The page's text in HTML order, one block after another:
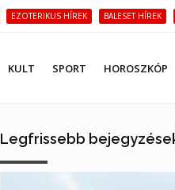
EZOTERIKUS HÍREK BALESET HÍREK
KULT SPORT HOROSZKÓP
Legfrissebb